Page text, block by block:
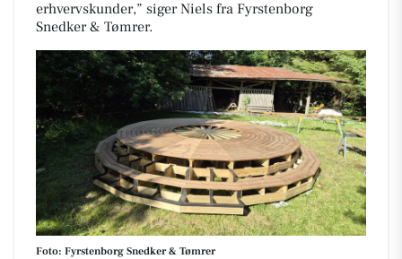
erhvervskunder,” siger Niels fra Fyrstenborg
Snedker & Tømrer.
Foto: Fyrstenborg Snedker & Tømrer